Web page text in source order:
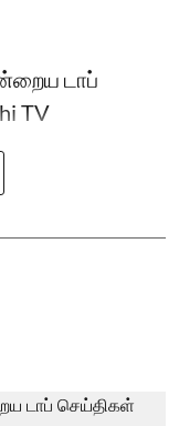
டாப்
TV